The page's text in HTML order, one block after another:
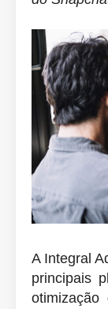
A Integral
principais